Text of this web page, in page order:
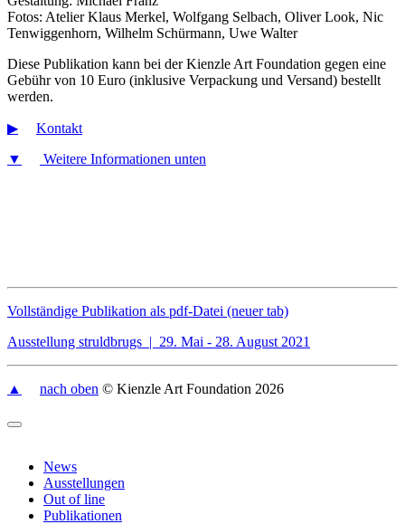
Fotos: Atelier Klaus Merkel, Wolfgang Selbach, Oliver Look, Nic
Tenwiggenhorn, Wilhelm Schürmann, Uwe Walter
Diese Publikation kann bei der Kienzle Art Foundation gegen eine
Gebühr von 10 Euro (inklusive Verpackung und Versand) bestellt
werden.
▶︎
Kontakt
▼
Weitere Informationen unten
Vollständige Publikation als pdf-Datei (neuer tab)
Ausstellung struldbrugs | 29. Mai - 28. August 2021
▲ nach oben © Kienzle Art Foundation 2026
News
Ausstellungen
Out of line
Publikationen